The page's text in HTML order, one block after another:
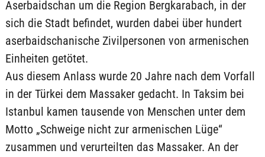
Aserbaidschan um die Region Bergkarabach, in der
sich die Stadt befindet, wurden dabei über hundert
aserbaidschanische Zivilpersonen von armenischen
Einheiten getötet.
Aus diesem Anlass wurde 20 Jahre nach dem Vorfall
in der Türkei dem Massaker gedacht. In Taksim bei
Istanbul kamen tausende von Menschen unter dem
Motto „Schweige nicht zur armenischen Lüge“
zusammen und verurteilten das Massaker. An der